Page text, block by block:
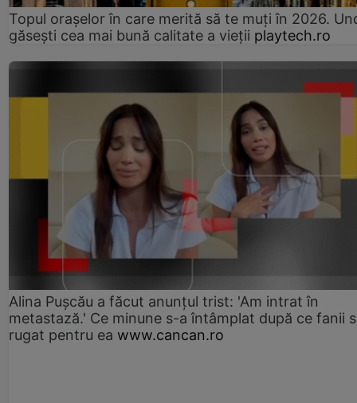
Topul orașelor în care merită să te muți în 2026.
găsești cea mai bună calitate a vieții playtech.ro
Alina Pușcău a făcut anunțul trist: 'Am intrat în
metastază.' Ce minune s-a întâmplat după ce fanii
rugat pentru ea www.cancan.ro